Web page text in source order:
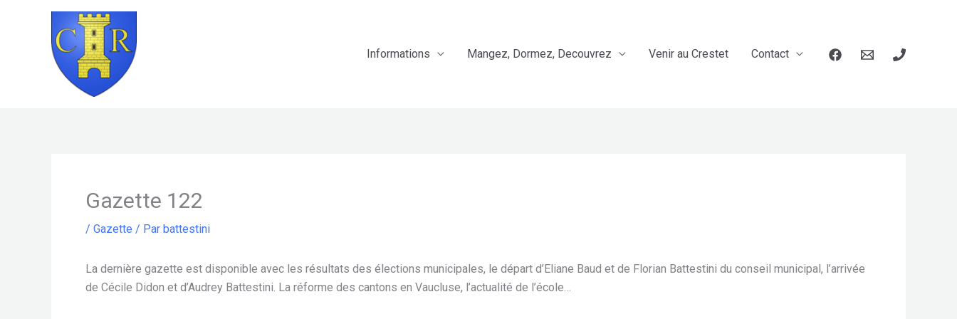
Informations Mangez, Dormez, Decouvrez Venir au Crestet Contact
Gazette 122
/ Gazette / Par battestini
La dernière gazette est disponible avec les résultats des élections municipales, le départ d’Eliane Baud et de Florian Battestini du conseil municipal, l’arrivée
de Cécile Didon et d’Audrey Battestini. La réforme des cantons en Vaucluse, l’actualité de l’école…